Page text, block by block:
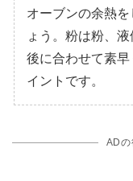
オーブンの余熱
ょう。粉は粉、
後に合わせて素
イントです。
ADの